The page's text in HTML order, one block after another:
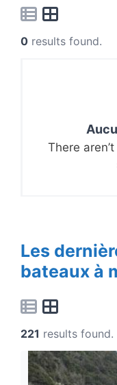
0 results found.
There
Les
bateaux à
221 results found.